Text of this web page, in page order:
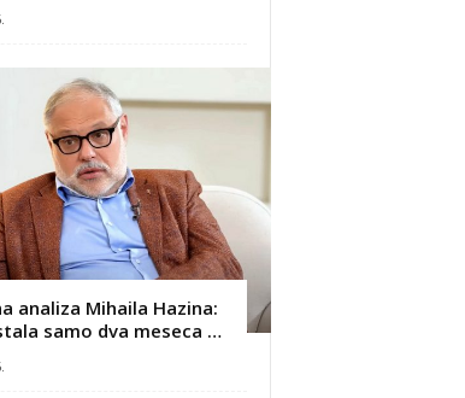
analiza Mihaila Hazina:
samo dva meseca …